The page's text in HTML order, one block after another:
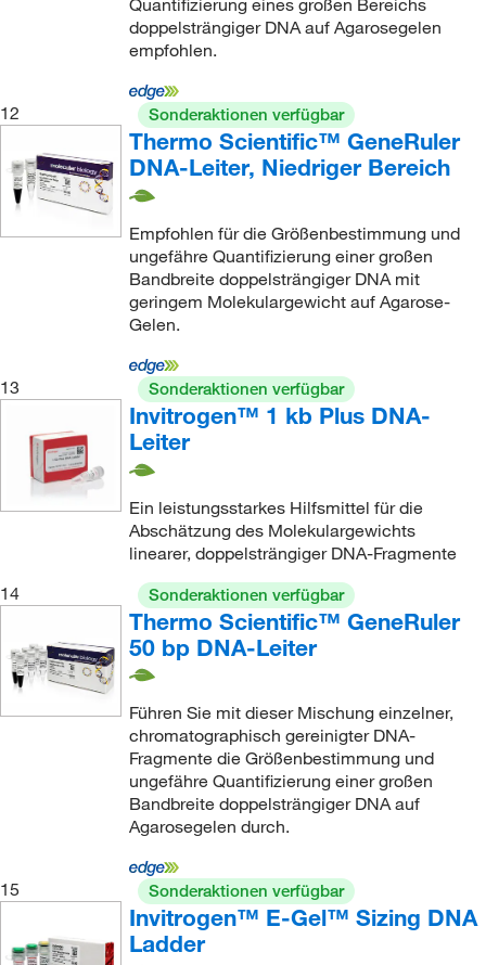
Quantifizierung eines großen Bereichs
doppelsträngiger DNA auf Agarosegelen
empfohlen.
12 Sonderaktionen verfügbar
Thermo Scientific™ GeneRuler
DNA-Leiter, Niedriger Bereich
Empfohlen für die Größenbestimmung und
ungefähre Quantifizierung einer großen
Bandbreite doppelsträngiger DNA mit
geringem Molekulargewicht auf Agarose-
Gelen.
13 Sonderaktionen verfügbar
Invitrogen™ 1 kb Plus DNA-
Leiter
Ein leistungsstarkes Hilfsmittel für die
Abschätzung des Molekulargewichts
linearer, doppelsträngiger DNA-Fragmente
14
Sonderaktionen verfügbar
Thermo Scientific™ GeneRuler
50 bp DNA-Leiter
Führen Sie mit dieser Mischung einzelner,
chromatographisch gereinigter DNA-
Fragmente die Größenbestimmung und
ungefähre Quantifizierung einer großen
Bandbreite doppelsträngiger DNA auf
Agarosegelen durch.
15 Sonderaktionen verfügbar
Invitrogen™ E-Gel™ Sizing DNA
Ladder